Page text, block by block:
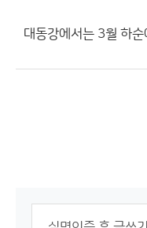
대동강에서는 3월 하